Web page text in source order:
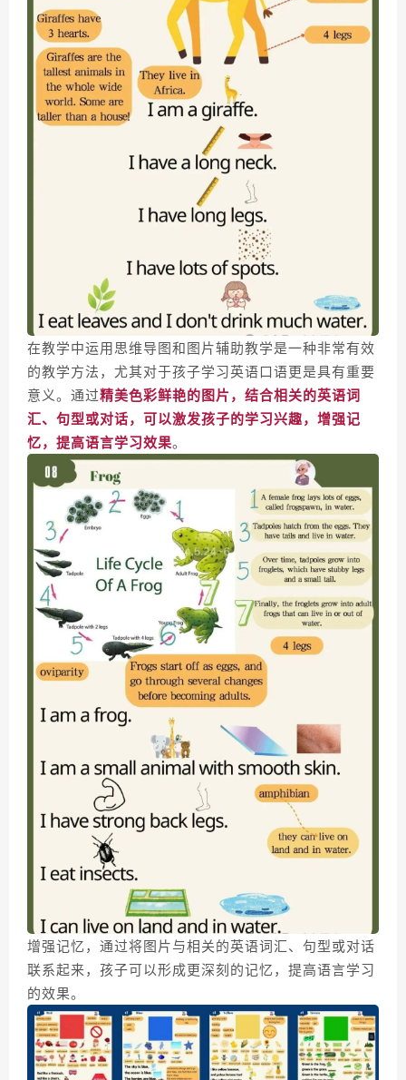
在教学中运用思维导图和图片辅助教学是一种非常有效
的教学方法，尤其对于孩子学习英语口语更是具有重要
意义。通过精美色彩鲜艳的图片，结合相关的英语词
汇、句型或对话，可以激发孩子的学习兴趣，增强记
忆，提高语言学习效果。
增强记忆，通过将图片与相关的英语词汇、句型或对话
联系起来，孩子可以形成更深刻的记忆，提高语言学习
的效果。